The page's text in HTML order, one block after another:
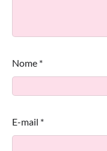
Nome *
E-mail *